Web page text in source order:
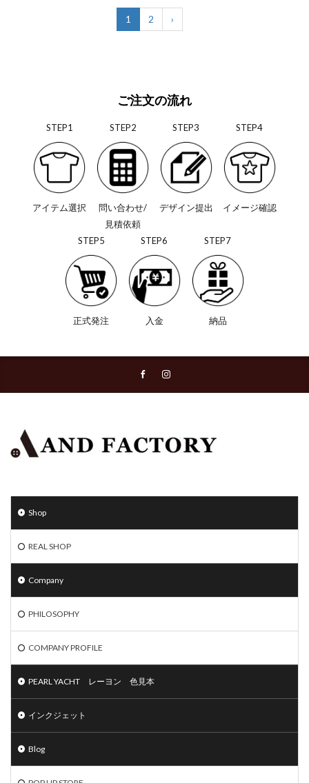
1 2 ›
ご注文の流れ
STEP1
アイテム選択
STEP2
問い合わせ/
見積依頼
STEP3
デザイン提出
STEP4
イメージ確認
STEP5
正式発注
STEP6
入金
STEP7
納品
Shop
REAL SHOP
Company
PHILOSOPHY
COMPANY PROFILE
PEARL YACHT レーヨン 色見本
インクジェット
Blog